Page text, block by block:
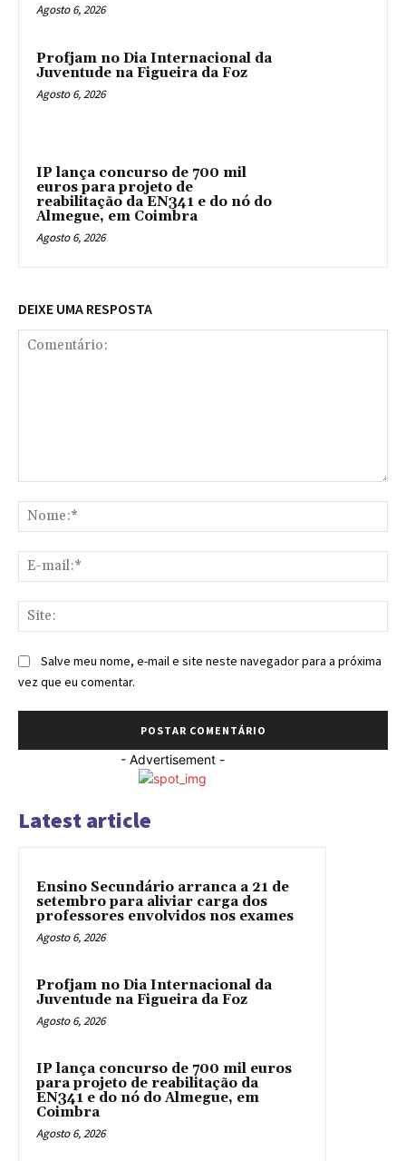
Agosto 6, 2026
Profjam no Dia Internacional da
Juventude na Figueira da Foz
Agosto 6, 2026
IP lança concurso de 700 mil
euros para projeto de
reabilitação da EN341 e do nó do
Almegue, em Coimbra
Agosto 6, 2026
DEIXE UMA RESPOSTA
Salve meu nome, e-mail e site neste navegador para a próxima
vez que eu comentar.
- Advertisement -
Latest article
Ensino Secundário arranca a 21 de
setembro para aliviar carga dos
professores envolvidos nos exames
Agosto 6, 2026
Profjam no Dia Internacional da
Juventude na Figueira da Foz
Agosto 6, 2026
IP lança concurso de 700 mil euros
para projeto de reabilitação da
EN341 e do nó do Almegue, em
Coimbra
Agosto 6, 2026